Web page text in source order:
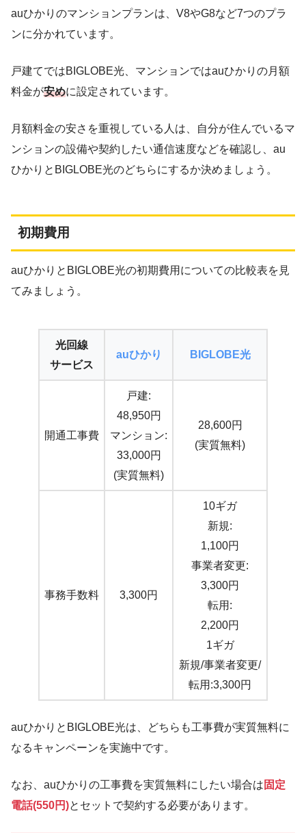
auひかりのマンションプランは、V8やG8など7つのプラ
ンに分かれています。
戸建てではBIGLOBE光、マンションではauひかりの月額
料金が安めに設定されています。
月額料金の安さを重視している人は、自分が住んでいるマ
ンションの設備や契約したい通信速度などを確認し、au
ひかりとBIGLOBE光のどちらにするか決めましょう。
初期費用
auひかりとBIGLOBE光の初期費用についての比較表を見
てみましょう。
光回線
サービス
auひかり BIGLOBE光
開通工事費
戸建:
48,950円
マンション:
33,000円
(実質無料)
28,600円
(実質無料)
事務手数料 3,300円
10ギガ
新規:
1,100円
事業者変更:
3,300円
転用:
2,200円
1ギガ
新規/事業者変更/
転用:3,300円
auひかりとBIGLOBE光は、どちらも工事費が実質無料に
なるキャンペーンを実施中です。
なお、auひかりの工事費を実質無料にしたい場合は 固定
電話(550円)とセットで契約する必要があります。